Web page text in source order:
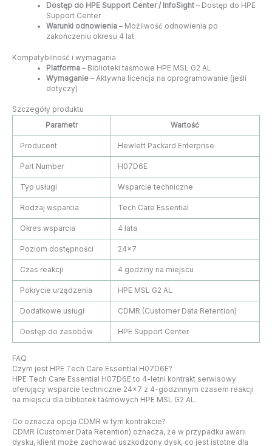
Dostęp do HPE Support Center / InfoSight– Dostęp do HPE
Support Center
Warunki odnowienia– Możliwość odnowienia po
zakończeniu okresu 4 lat
Kompatybilność i wymagania
Platforma– Biblioteki taśmowe HPE MSL G2 AL
Wymaganie– Aktywna licencja na oprogramowanie (jeśli
dotyczy)
Szczegóły produktu
Parametr
Wartość
Producent Hewlett Packard Enterprise
Part Number H07D6E
Typ usługi Wsparcie techniczne
Rodzaj wsparcia Tech Care Essential
Okres wsparcia 4 lata
Poziom dostępności 24×7
Czas reakcji 4 godziny na miejscu
Pokrycie urządzenia HPE MSL G2 AL
Dodatkowe usługi CDMR (Customer Data Retention)
Dostęp do zasobów HPE Support Center
FAQ
Czym jest HPE Tech Care Essential H07D6E?
HPE Tech Care Essential H07D6E to 4-letni kontrakt serwisowy
oferujący wsparcie techniczne 24×7 z 4-godzinnym czasem reakcji
na miejscu dla bibliotek taśmowych HPE MSL G2 AL.
Co oznacza opcja CDMR w tym kontrakcie?
CDMR (Customer Data Retention) oznacza, że w przypadku awarii
dysku, klient może zachować uszkodzony dysk, co jest istotne dla